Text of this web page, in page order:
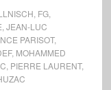
FG,
JEAN-LUC
PARISOT,
, MOHAMMED
PIERRE LAURENT,